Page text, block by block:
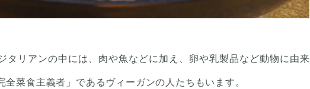
タリアンの中には、肉や魚などに加え、卵や乳製品など動物に由来
全菜食主義者」であるヴィーガンの人たちもいます。